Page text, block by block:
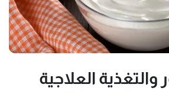
العلاجية